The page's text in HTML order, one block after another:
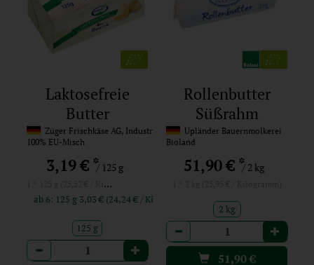
Laktosefreie
Butter
Züger Frischkäse AG, Industrie Haslen 9a, CH-9245 Oberbüren
100% EU-Misch
3,19 €*/ 125 g
1 * 125 g (25,52 € / Kilogramm)
ab 6: 125 g 3,03 € (24,24 € / Kilogramm)
125 g
Anzahl
Rollenbutter
Süßrahm
(Großgebinde)
Upländer Bauernmolkerei
Bioland
51,90 € */ 2 kg
2 kg
Anzahl
51,90€